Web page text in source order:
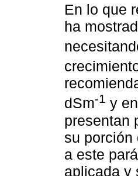
En lo que
ha
dSm-1 y
presentan
su porción
a este
aplicada y